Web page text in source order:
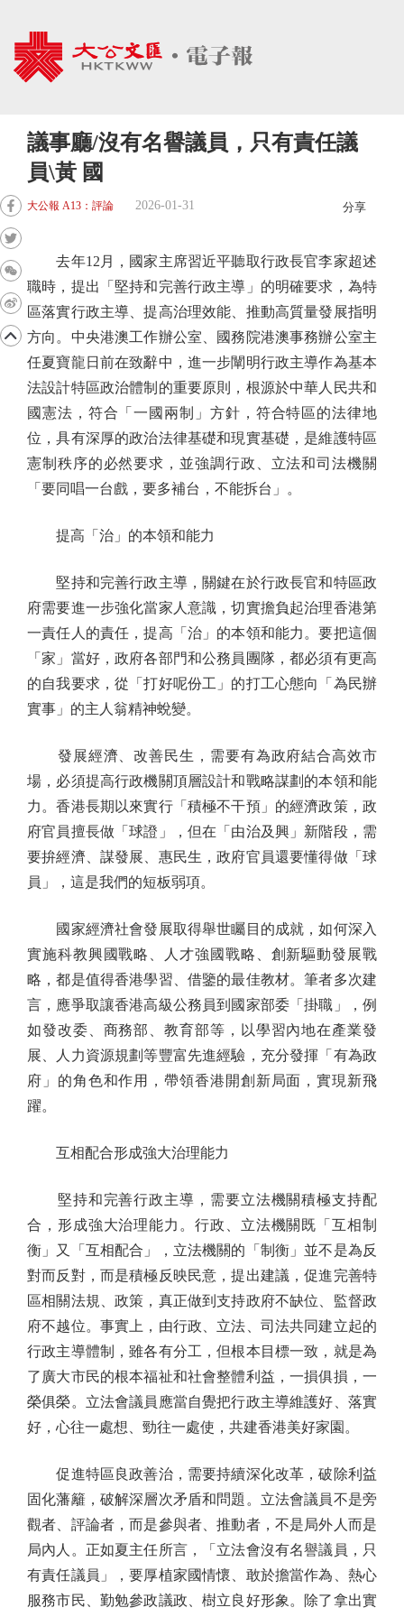
議事廳/沒有名譽議員，只有責任議
員\黃 國
大公報 A13：評論 2026-01-31 分享
去年12月，國家主席習近平聽取行政長官李家超述
職時，提出「堅持和完善行政主導」的明確要求，為特
區落實行政主導、提高治理效能、推動高質量發展指明
方向。中央港澳工作辦公室、國務院港澳事務辦公室主
任夏寶龍日前在致辭中，進一步闡明行政主導作為基本
法設計特區政治體制的重要原則，根源於中華人民共和
國憲法，符合「一國兩制」方針，符合特區的法律地
位，具有深厚的政治法律基礎和現實基礎，是維護特區
憲制秩序的必然要求，並強調行政、立法和司法機關
「要同唱一台戲，要多補台，不能拆台」。
提高「治」的本領和能力
堅持和完善行政主導，關鍵在於行政長官和特區政
府需要進一步強化當家人意識，切實擔負起治理香港第
一責任人的責任，提高「治」的本領和能力。要把這個
「家」當好，政府各部門和公務員團隊，都必須有更高
的自我要求，從「打好呢份工」的打工心態向「為民辦
實事」的主人翁精神蛻變。
發展經濟、改善民生，需要有為政府結合高效市
場，必須提高行政機關頂層設計和戰略謀劃的本領和能
力。香港長期以來實行「積極不干預」的經濟政策，政
府官員擅長做「球證」，但在「由治及興」新階段，需
要拚經濟、謀發展、惠民生，政府官員還要懂得做「球
員」，這是我們的短板弱項。
國家經濟社會發展取得舉世矚目的成就，如何深入
實施科教興國戰略、人才強國戰略、創新驅動發展戰
略，都是值得香港學習、借鑒的最佳教材。筆者多次建
言，應爭取讓香港高級公務員到國家部委「掛職」，例
如發改委、商務部、教育部等，以學習內地在產業發
展、人力資源規劃等豐富先進經驗，充分發揮「有為政
府」的角色和作用，帶領香港開創新局面，實現新飛
躍。
互相配合形成強大治理能力
堅持和完善行政主導，需要立法機關積極支持配
合，形成強大治理能力。行政、立法機關既「互相制
衡」又「互相配合」，立法機關的「制衡」並不是為反
對而反對，而是積極反映民意，提出建議，促進完善特
區相關法規、政策，真正做到支持政府不缺位、監督政
府不越位。事實上，由行政、立法、司法共同建立起的
行政主導體制，雖各有分工，但根本目標一致，就是為
了廣大市民的根本福祉和社會整體利益，一損俱損，一
榮俱榮。立法會議員應當自覺把行政主導維護好、落實
好，心往一處想、勁往一處使，共建香港美好家園。
促進特區良政善治，需要持續深化改革，破除利益
固化藩籬，破解深層次矛盾和問題。立法會議員不是旁
觀者、評論者，而是參與者、推動者，不是局外人而是
局內人。正如夏主任所言，「立法會沒有名譽議員，只
有責任議員」，要厚植家國情懷、敢於擔當作為、熱心
服務市民、勤勉參政議政、樹立良好形象。除了拿出實